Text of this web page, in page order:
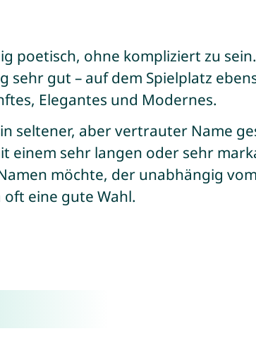
poetisch, ohne kompliziert zu
gut – auf dem Spielplatz
Elegantes und Modernes.
seltener, aber vertrauter Name
einem sehr langen oder sehr
möchte, der unabhängig
eine gute Wahl.